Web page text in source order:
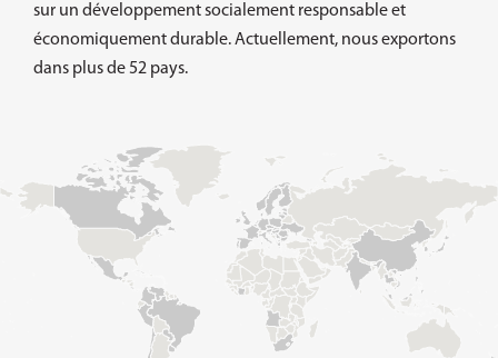
sur un développement socialement responsable et
économiquement durable. Actuellement, nous exportons
dans plus de 52 pays.